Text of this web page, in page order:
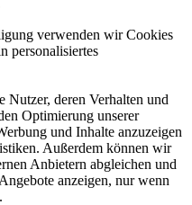
verwenden wir Cookies
personalisiertes
Nutzer, deren Verhalten und
Optimierung unserer
und Inhalte anzuzeigen
Außerdem können wir
Anbietern abgleichen und
anzeigen, nur wenn